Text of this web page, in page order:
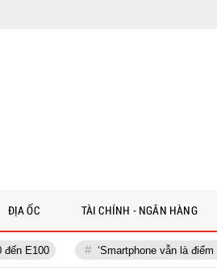
‘Smartphone vẫn là điểm chạm cá
ĐỊA ỐC TÀI CHÍNH - NGÂN HÀNG